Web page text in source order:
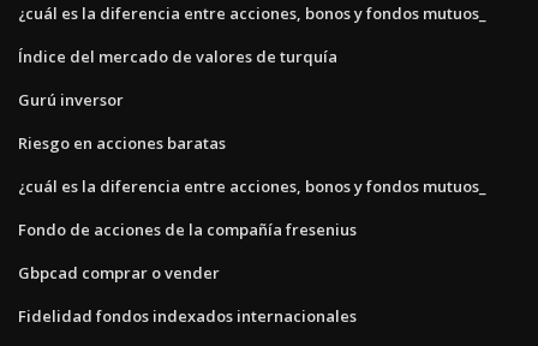
¿cuál es la diferencia entre acciones, bonos y fondos mutuos_
Índice del mercado de valores de turquía
Gurú inversor
Riesgo en acciones baratas
¿cuál es la diferencia entre acciones, bonos y fondos mutuos_
Fondo de acciones de la compañía fresenius
Gbpcad comprar o vender
Fidelidad fondos indexados internacionales